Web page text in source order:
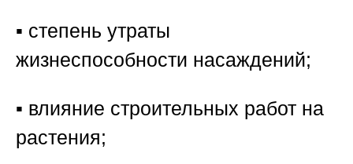
▪️ степень утраты
жизнеспособности насаждений;
▪️ влияние строительных работ на
растения;